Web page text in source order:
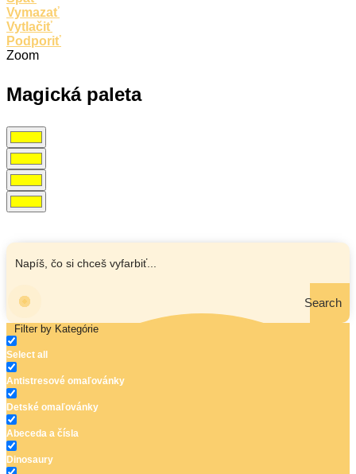
Vymazať
Vytlačiť
Podporiť
Zoom
Magická paleta
Search
Filter by Kategórie
Select all
Antistresové omaľovánky
Detské omaľovánky
Abeceda a čísla
Dinosaury